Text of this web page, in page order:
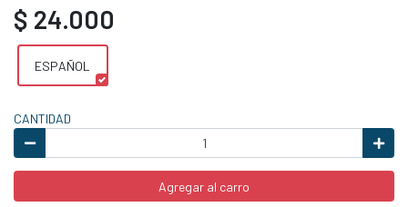
$ 24.000
ESPAÑOL
CANTIDAD
Agregar al carro